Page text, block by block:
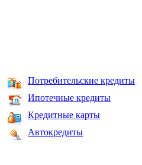
Потребительские кредиты
Ипотечные кредиты
Кредитные карты
Автокредиты